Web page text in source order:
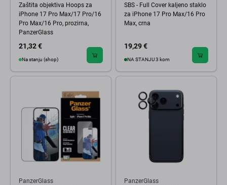
Zaštita objektiva Hoops za
iPhone 17 Pro Max/17 Pro/16
Pro Max/16 Pro, prozirna,
PanzerGlass
21,32 €
Na stanju (shop)
SBS - Full Cover kaljeno staklo
za iPhone 17 Pro Max/16 Pro
Max, crna
19,29 €
NA STANJU 3 kom
PanzerGlass
PanzerGlass